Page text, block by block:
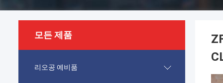
모든 제품
리오공 예비품